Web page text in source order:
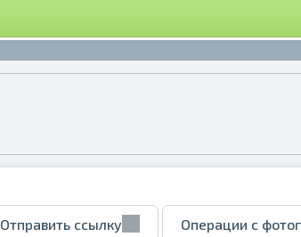
Отправить ссылку Операции с